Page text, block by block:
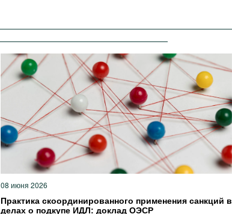
08 июня 2026
Практика скоординированного применения санкций в
делах о подкупе ИДЛ: доклад ОЭСР